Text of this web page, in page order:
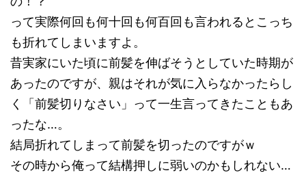
って実際何回も何十回も何百回も言われるとこっち
も折れてしまいますよ。
昔実家にいた頃に前髪を伸ばそうとしていた時期が
あったのですが、親はそれが気に入らなかったらし
く「前髪切りなさい」って一生言ってきたこともあ
ったな…。
結局折れてしまって前髪を切ったのですがｗ
その時から俺って結構押しに弱いのかもしれない…